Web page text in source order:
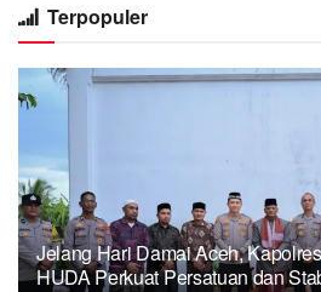
Terpopuler
Jelang Hari Damai Aceh,
HUDA Perkuat Persatuan dan